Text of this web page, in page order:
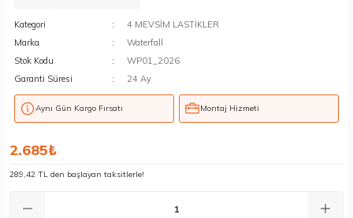
Kategori
4 MEVSİM LASTİKLER
Marka
Waterfall
Stok Kodu
WP01_2026
Garanti Süresi
24 Ay
Aynı Gün Kargo Fırsatı Montaj Hizmeti
2.685₺
289,42 TL den başlayan taksitlerle!